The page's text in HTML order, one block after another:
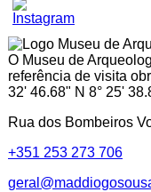
Youtube
Channel
ID
O Museu de
referência de visita
32' 46.68" N 8° 25'
Rua dos Bombeiros
+351 253 273 706